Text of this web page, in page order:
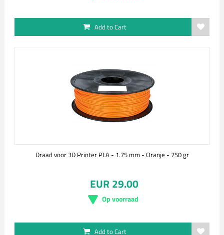
Add to Cart
Draad voor 3D Printer PLA - 1.75 mm - Oranje - 750 gr
EUR 29.00
Op voorraad
Add to Cart